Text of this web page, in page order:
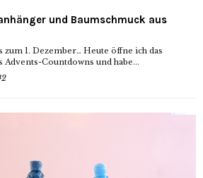
und Baumschmuck aus
zum 1. Dezember… Heute öffne ich das
Countdowns und habe...